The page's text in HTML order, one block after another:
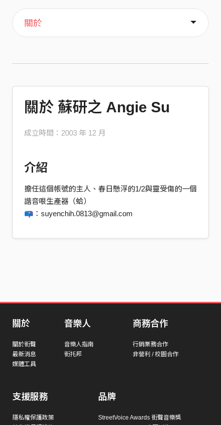
主頁
音樂
歌單
喜歡
關於
關於 蘇研之 Angie Su
成立時間：2003 年 12 月
介紹
擔任這個帳號的主人、春日懸浮的1/2與靈受傷的一個
諧音哏生產器（蛤）
📪：suyenchih.0813@gmail.com
關於
關於街聲
最新消息
媒體工具
音樂人
音樂人指南
街托邦
商務合作
行銷業務合作
非營利 / 校園合作
支援服務
隱私權保護政策
品牌
StreetVoice Awards 街聲音樂獎